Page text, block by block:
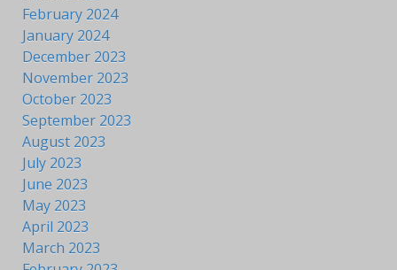
February 2024
January 2024
December 2023
November 2023
October 2023
September 2023
August 2023
July 2023
June 2023
May 2023
April 2023
March 2023